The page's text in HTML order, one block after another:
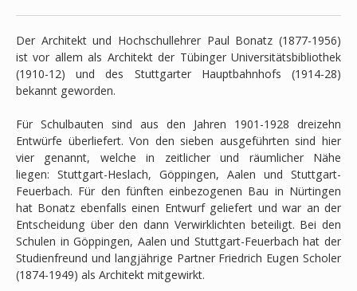
Der Architekt und Hochschullehrer Paul Bonatz (1877-1956)
ist vor allem als Architekt der Tübinger Universitätsbibliothek
(1910-12) und des Stuttgarter Hauptbahnhofs (1914-28)
bekannt geworden.
Für Schulbauten sind aus den Jahren 1901-1928 dreizehn
Entwürfe überliefert. Von den sieben ausgeführten sind hier
vier genannt, welche in zeitlicher und räumlicher Nähe
liegen: Stuttgart-Heslach, Göppingen, Aalen und Stuttgart-
Feuerbach. Für den fünften einbezogenen Bau in Nürtingen
hat Bonatz ebenfalls einen Entwurf geliefert und war an der
Entscheidung über den dann Verwirklichten beteiligt. Bei den
Schulen in Göppingen, Aalen und Stuttgart-Feuerbach hat der
Studienfreund und langjährige Partner Friedrich Eugen Scholer
(1874-1949) als Architekt mitgewirkt.